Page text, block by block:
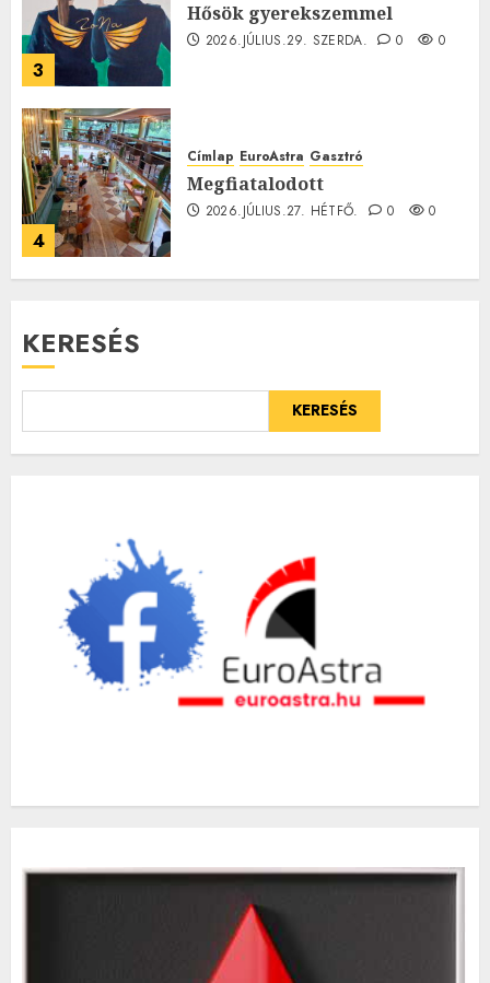
3
Hősök gyerekszemmel
2026.JÚLIUS.29. SZERDA. 0 0
4
Címlap EuroAstra Gasztró
Megfiatalodott
2026.JÚLIUS.27. HÉTFŐ. 0 0
KERESÉS
KERESÉS